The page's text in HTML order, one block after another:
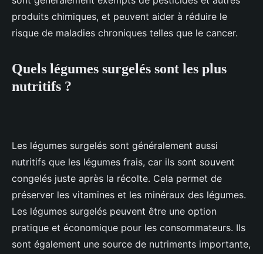
produits chimiques, et peuvent aider à réduire le
risque de maladies chroniques telles que le cancer.
Quels légumes surgelés sont les plus
nutritifs ?
Les légumes surgelés sont généralement aussi
nutritifs que les légumes frais, car ils sont souvent
congelés juste après la récolte. Cela permet de
préserver les vitamines et les minéraux des légumes.
Les légumes surgelés peuvent être une option
pratique et économique pour les consommateurs. Ils
sont également une source de nutriments importante,